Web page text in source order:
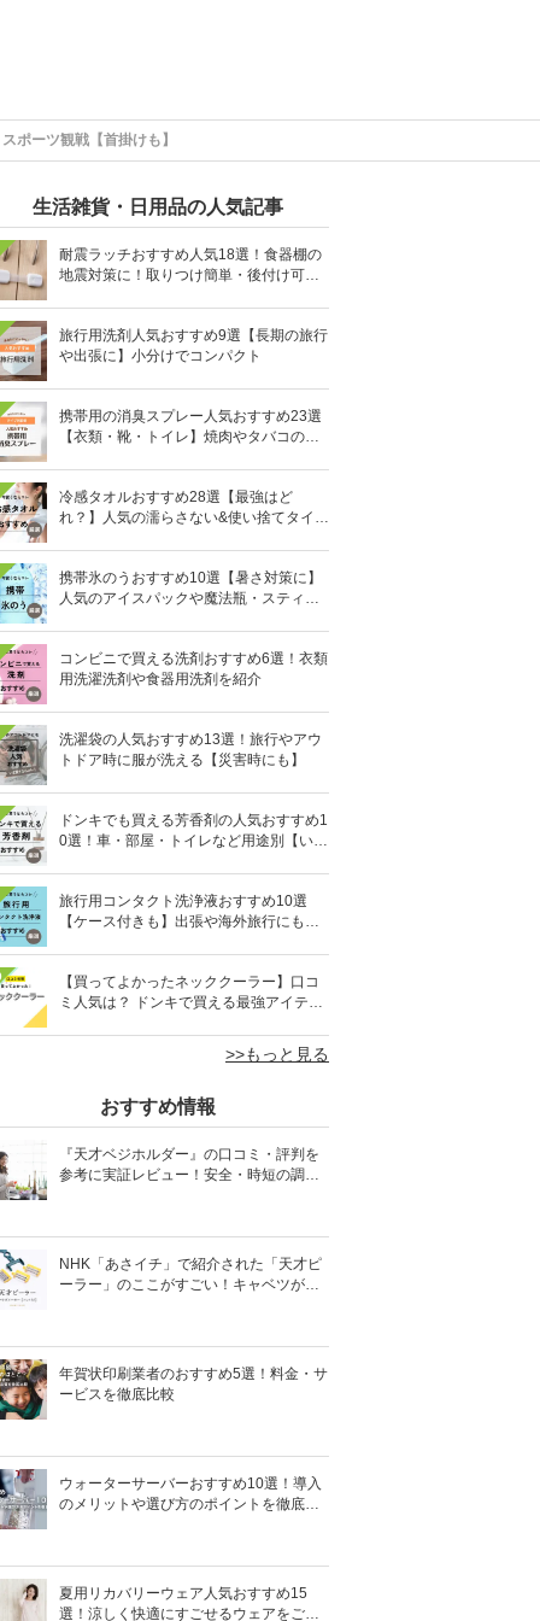
ポーツ観戦【首掛けも】
生活雑貨・日用品の人気記事
耐震ラッチおすすめ人気18選！食器棚の
地震対策に！取りつけ簡単・後付け可能
旅行用洗剤人気おすすめ9選【長期の旅行
や出張に】小分けでコンパクト
携帯用の消臭スプレー人気おすすめ23選
【衣類・靴・トイレ】焼肉やタバコのニ
冷感タオルおすすめ28選【最強はど
れ？】人気の濡らさない&使い捨てタイプ
携帯氷のうおすすめ10選【暑さ対策に】
人気のアイスパックや魔法瓶・スティッ
コンビニで買える洗剤おすすめ6選！衣類
用洗濯洗剤や食器用洗剤を紹介
洗濯袋の人気おすすめ13選！旅行やアウ
トドア時に服が洗える【災害時にも】
ドンキでも買える芳香剤の人気おすすめ1
0選！車・部屋・トイレなど用途別【いい
旅行用コンタクト洗浄液おすすめ10選
【ケース付きも】出張や海外旅行にも便
【買ってよかったネッククーラー】口コ
ミ人気は？ ドンキで買える最強アイテム
>>もっと見る
おすすめ情報
『天才ベジホルダー』の口コミ・評判を
参考に実証レビュー！安全・時短の調理
NHK「あさイチ」で紹介された「天才ピ
ーラー」のここがすごい！キャベツがほ
年賀状印刷業者のおすすめ5選！料金・サ
ービスを徹底比較
ウォーターサーバーおすすめ10選！導入
のメリットや選び方のポイントを徹底解
夏用リカバリーウェア人気おすすめ15
選！涼しく快適にすごせるウェアをご紹